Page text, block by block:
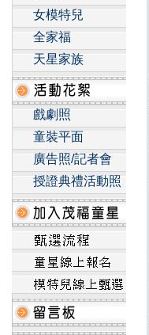
女模特兒
全家福
天星家族
戲劇照
童裝平面
廣告照/記者會
授證典禮活動照